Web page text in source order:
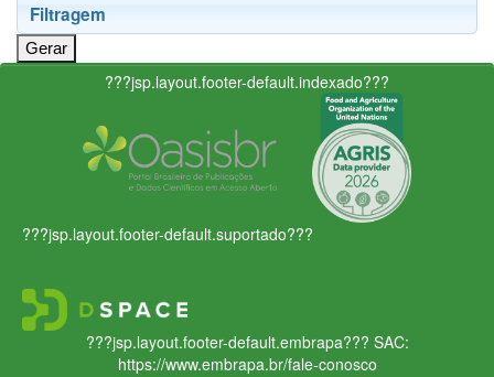
Filtragem
???jsp.layout.footer-default.indexado???
???jsp.layout.footer-default.suportado???
???jsp.layout.footer-default.embrapa??? SAC:
https://www.embrapa.br/fale-conosco